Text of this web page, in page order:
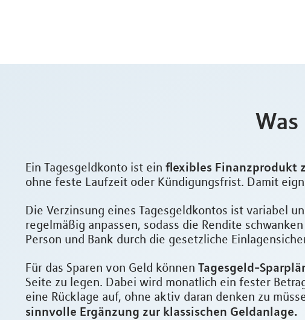
Ein Tagesgeldkonto ist ein flexibles Finanzprodukt
ohne feste Laufzeit oder Kündigungsfrist. Damit
Die Verzinsung eines Tagesgeldkontos ist variabel
regelmäßig anpassen, sodass die Rendite
Person und Bank durch die gesetzliche
Für das Sparen von Geld können Tagesgeld-
Seite zu legen. Dabei wird monatlich ein fester
eine Rücklage auf, ohne aktiv daran denken zu
sinnvolle Ergänzung zur klassischen Geldanlage.